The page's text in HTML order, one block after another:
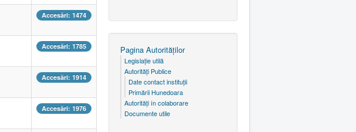
Accesări: 1474
Accesări: 1785
Accesări: 1914
Accesări: 1976
Pagina Autorităţilor
Legislaţie utilă
Autorităţi Publice
Date contact instituţii
Primării Hunedoara
Autorităţi în colaborare
Documente utile